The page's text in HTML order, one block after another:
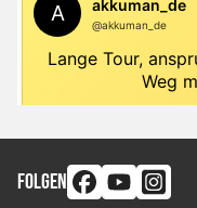
FOLGEN